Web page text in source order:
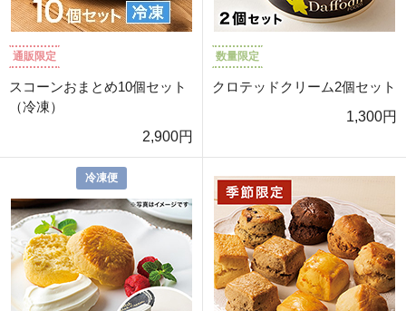
通販限定
スコーンおまとめ10個セット
（冷凍）
2,900円
数量限定
クロテッドクリーム2個セット
1,300円
冷凍便